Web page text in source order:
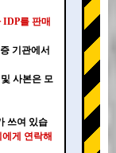
를 판매
기관에서
사본은 모
쓰여 있습
게 연락해